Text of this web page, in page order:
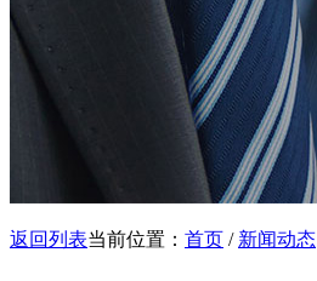
返回列表当前位置： 首页 / 新闻动态